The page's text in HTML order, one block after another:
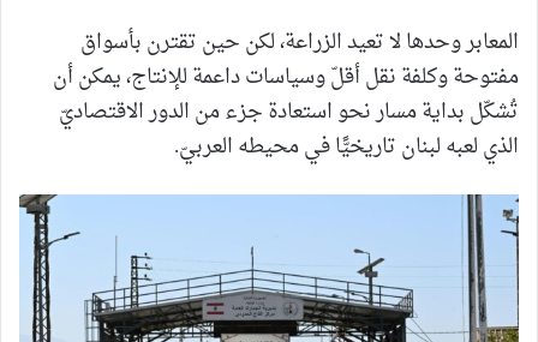
المعابر وحدها لا تعيد الزراعة، لكن حين تقترن بأسواق
مفتوحة وكلفة نقل أقلّ وسياسات داعمة للإنتاج، يمكن أن
تُشكّل بداية مسار نحو استعادة جزء من الدور الاقتصاديّ
الذي لعبه لبنان تاريخيًّا في محيطه العربيّ.